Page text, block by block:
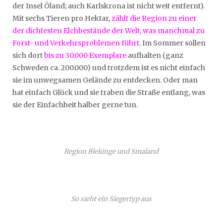
der Insel Öland; auch Karlskrona ist nicht weit entfernt).
Mit sechs Tieren pro Hektar,zählt die Region zu einer
der dichtesten Elchbestände der Welt,was manchmal zu
Forst- und Verkehrsproblemen führt. Im Sommer sollen
sich dortbis zu 30.000 Exemplare aufhalten (ganz
Schweden ca. 200.000) und trotzdem ist es nicht einfach
sie im unwegsamen Gelände zu entdecken. Oder man
hat einfach Glück und sie traben die Straße entlang, was
sie der Einfachheit halber gerne tun.
Region Blekinge und Smaland
So sieht ein Siegertyp aus